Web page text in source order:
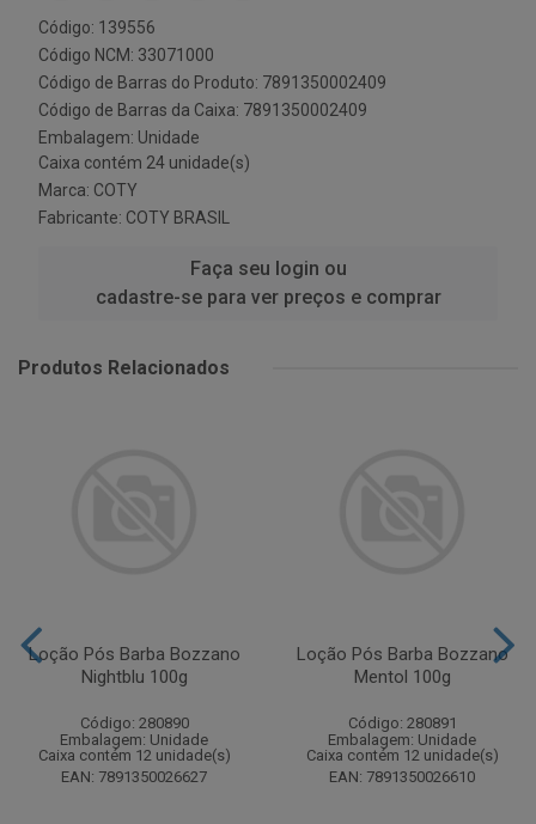
Código: 139556
Código NCM: 33071000
Código de Barras do Produto: 7891350002409
Código de Barras da Caixa: 7891350002409
Embalagem: Unidade
Caixa contém 24 unidade(s)
Marca: COTY
Fabricante: COTY BRASIL
Faça seu login ou
cadastre-se para ver preços e comprar
Produtos Relacionados
Loção Pós Barba Bozzano
Nightblu 100g
Código: 280890
Embalagem: Unidade
Caixa contém 12 unidade(s)
EAN: 7891350026627
Loção Pós Barba Bozzano
Mentol 100g
Código: 280891
Embalagem: Unidade
Caixa contém 12 unidade(s)
EAN: 7891350026610